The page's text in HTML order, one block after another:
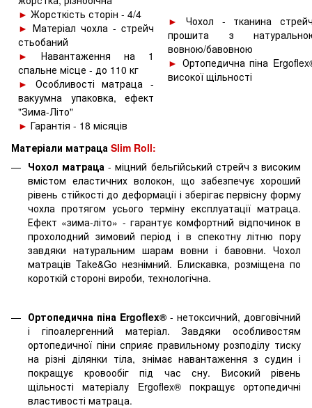
► Жорсткість сторін - 4/4
► Матеріал чохла - cтрейч
стьобаний
►
Навантаження на 1
спальне місце - до 110 кг
►
Особливості матраца -
вакуумна упаковка, ефект
"Зима-Літо"
► Гарантія - 18 місяців
► Чохол - тканина
прошита з
вовною/бавовною
► Ортопедична піна
високої щільності
Матеріали матраца Slim Roll:
Чохол матраца- міцний бельгійський стрейч з високим
вмістом еластичних волокон, що забезпечує хороший
рівень стійкості до деформації і зберігає первісну форму
чохла протягом усього терміну експлуатації матраца.
Ефект «зима-літо» - гарантує комфортний відпочинок в
прохолодний зимовий період і в спекотну літню пору
завдяки натуральним шарам вовни і бавовни. Чохол
матраців Take&Go незнімний. Блискавка, розміщена по
короткій стороні вироби, технологічна.
Ортопедична піна Ergoflex® - нетоксичний, довговічний
і гіпоалергенний матеріал. Завдяки особливостям
ортопедичної піни сприяє правильному розподілу тиску
на різні ділянки тіла, знімає навантаження з судин і
покращує кровообіг під час сну. Високий рівень
щільності матеріалу Ergoflex® покращує ортопедичні
властивості матраца.